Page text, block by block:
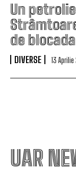
Un
de
DIVERSE 13
UAR